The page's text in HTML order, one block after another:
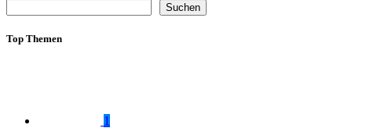
Suchen
Top Themen
1